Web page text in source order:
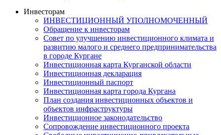
Инвесторам
ИНВЕСТИЦИОННЫЙ УПОЛНОМОЧЕННЫЙ
Обращение к инвесторам
Совет по улучшению инвестиционного климата и
развитию малого и среднего предпринимательства
в городе Кургане
Инвестиционная карта Курганской области
Инвестиционная декларация
Инвестиционный паспорт
Инвестиционная карта города Кургана
План создания инвестиционных объектов и
объектов инфраструктуры
Инвестиционное законодательство
Сопровождение инвестиционного проекта